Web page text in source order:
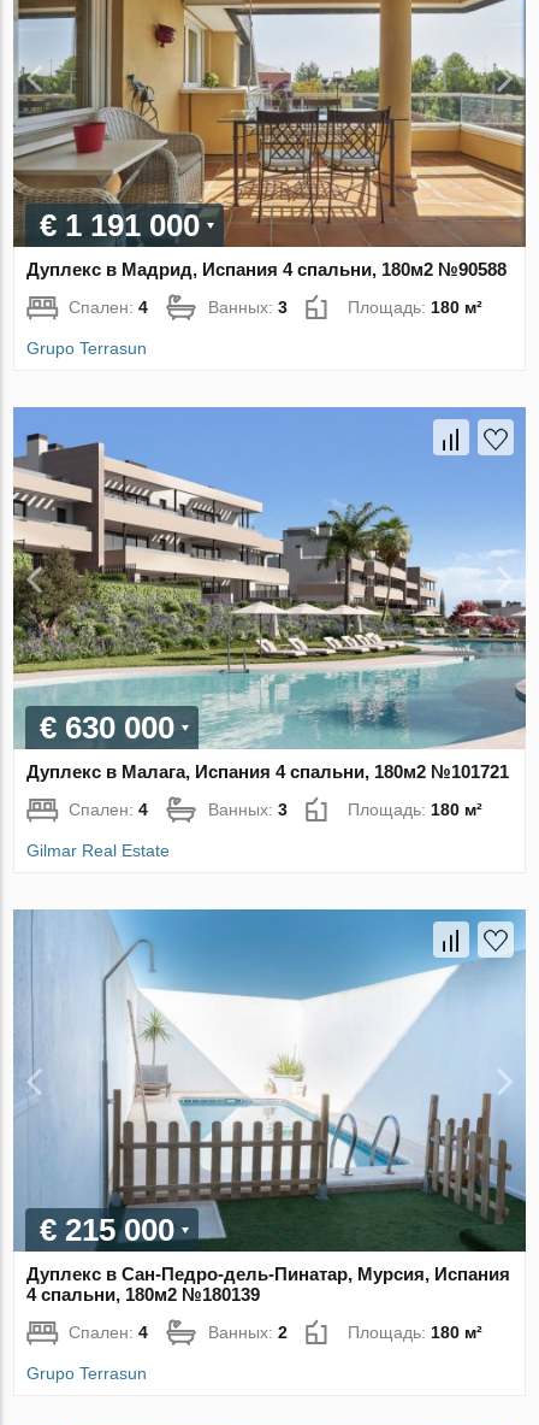
€ 1 191 000
Дуплекс в Мадрид, Испания 4 спальни, 180м2 №90588
Спален:4 Ванных:3 Площадь:180 м²
Grupo Terrasun
€ 630 000
Дуплекс в Малага, Испания 4 спальни, 180м2 №101721
Спален:4 Ванных:3 Площадь: 180 м²
Gilmar Real Estate
€ 215 000
Дуплекс в Сан-Педро-дель-Пинатар, Мурсия, Испания
4 спальни, 180м2 №180139
Спален:4 Ванных:2 Площадь: 180 м²
Grupo Terrasun